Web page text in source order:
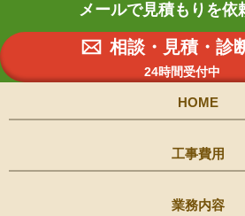
メールで見積もりを依
相談・見積・診
24時間受付中
HOME
工事費用
業務内容